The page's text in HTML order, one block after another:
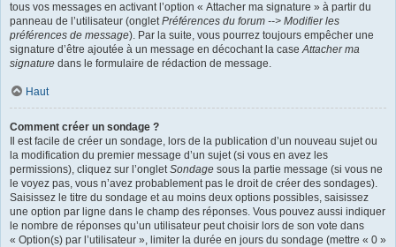
tous vos messages en activant l’option « Attacher ma signature » à partir du
panneau de l’utilisateur (ongletPréférences du forum --> Modifier les
préférences de message). Par la suite, vous pourrez toujours empêcher une
signature d’être ajoutée à un message en décochant la caseAttacher ma
signature dans le formulaire de rédaction de message.
Haut
Comment créer un sondage ?
Il est facile de créer un sondage, lors de la publication d’un nouveau sujet ou
la modification du premier message d’un sujet (si vous en avez les
permissions), cliquez sur l’ongletSondage sous la partie message (si vous ne
le voyez pas, vous n’avez probablement pas le droit de créer des sondages).
Saisissez le titre du sondage et au moins deux options possibles, saisissez
une option par ligne dans le champ des réponses. Vous pouvez aussi indiquer
le nombre de réponses qu’un utilisateur peut choisir lors de son vote dans
« Option(s) par l’utilisateur », limiter la durée en jours du sondage (mettre « 0 »